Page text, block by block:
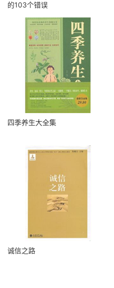
的103个错误
四季养生大全集
诚信之路